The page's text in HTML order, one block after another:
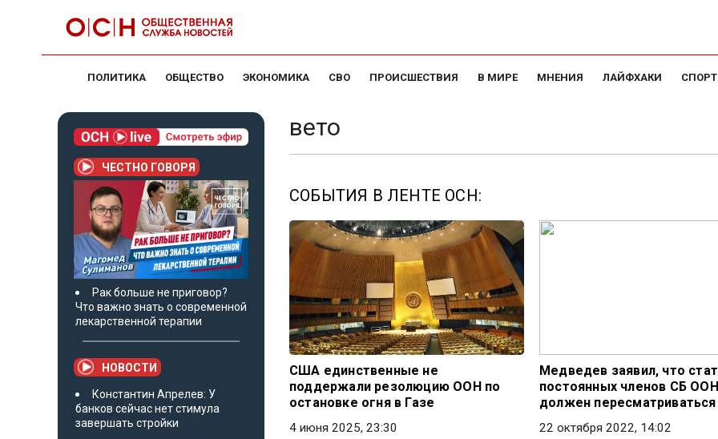
ПОЛИТИКА ОБЩЕСТВО ЭКОНОМИКА СВО ПРОИСШЕСТВИЯ В МИРЕ МНЕНИЯ ЛАЙФХАКИ СПОРТ
ЧЕСТНО ГОВОРЯ
Рак больше не приговор?
Что важно знать о современной
лекарственной терапии
НОВОСТИ
Константин Апрелев: У
банков сейчас нет стимула
завершать стройки
вето
СОБЫТИЯ В ЛЕНТЕ ОСН:
США единственные не
поддержали резолюцию ООН по
остановке огня в Газе
4 июня 2025, 23:30
Медведев заявил, что
постоянных членов СБ
должен пересматриваться
22 октября 2022, 14:02